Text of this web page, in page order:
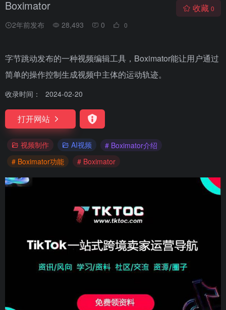
Boximator
2年前发布 28,493 0 0
收藏 0
字节跳动发布的一种视频编辑工具，Boximator能让用户通过
简单的操作控制生成视频中主体的运动轨迹。
收录时间： 2024-02-20
打开网站
视频制作 AI视频
# Boximator介绍
# Boximator功能
# Boximator